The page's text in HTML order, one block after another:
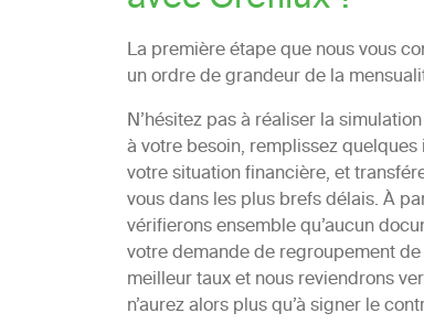
La première étape que nous vous
un ordre de grandeur de la
N’hésitez pas à réaliser la
à votre besoin, remplissez
votre situation financière, et
vous dans les plus brefs délais. À
vérifierons ensemble qu’aucun
votre demande de regroupement
meilleur taux et nous reviendrons
n’aurez alors plus qu’à signer le